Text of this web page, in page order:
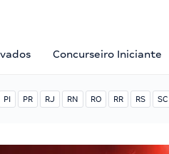
Concurseiro Iniciante
PI PR RJ RN RO RR RS SC